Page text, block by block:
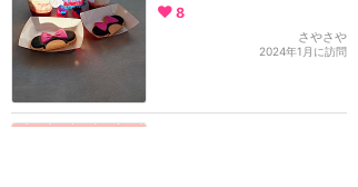
8
さやさや
2024年1月に訪問